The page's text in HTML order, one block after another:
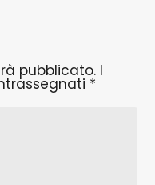
pubblicato. I
*